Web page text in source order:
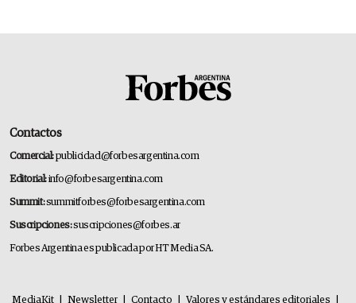
Contactos
Comercial:publicidad@forbesargentina.com
Editorial:info@forbesargentina.com
Summit:summitforbes@forbesargentina.com
Suscripciones:suscripciones@forbes.ar
Forbes Argentina es publicada por HT Media SA.
MediaKit Newsletter Contacto Valores y estándares editoriales